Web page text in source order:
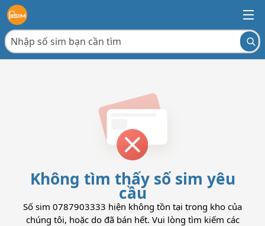
Không tìm thấy số sim yêu
cầu
Số sim 0787903333 hiện không tồn tại trong kho của
chúng tôi, hoặc do đã bán hết. Vui lòng tìm kiếm các